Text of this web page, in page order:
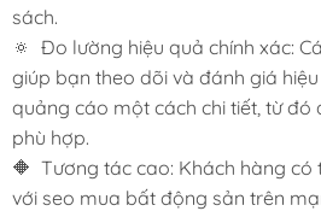
sách.
🔅 Đo lường hiệu quả chính xác:
giúp bạn theo dõi và đánh giá
quảng cáo một cách chi tiết, từ đó
phù hợp.
🔶 Tương tác cao: Khách hàng có
với seo mua bất động sản trên